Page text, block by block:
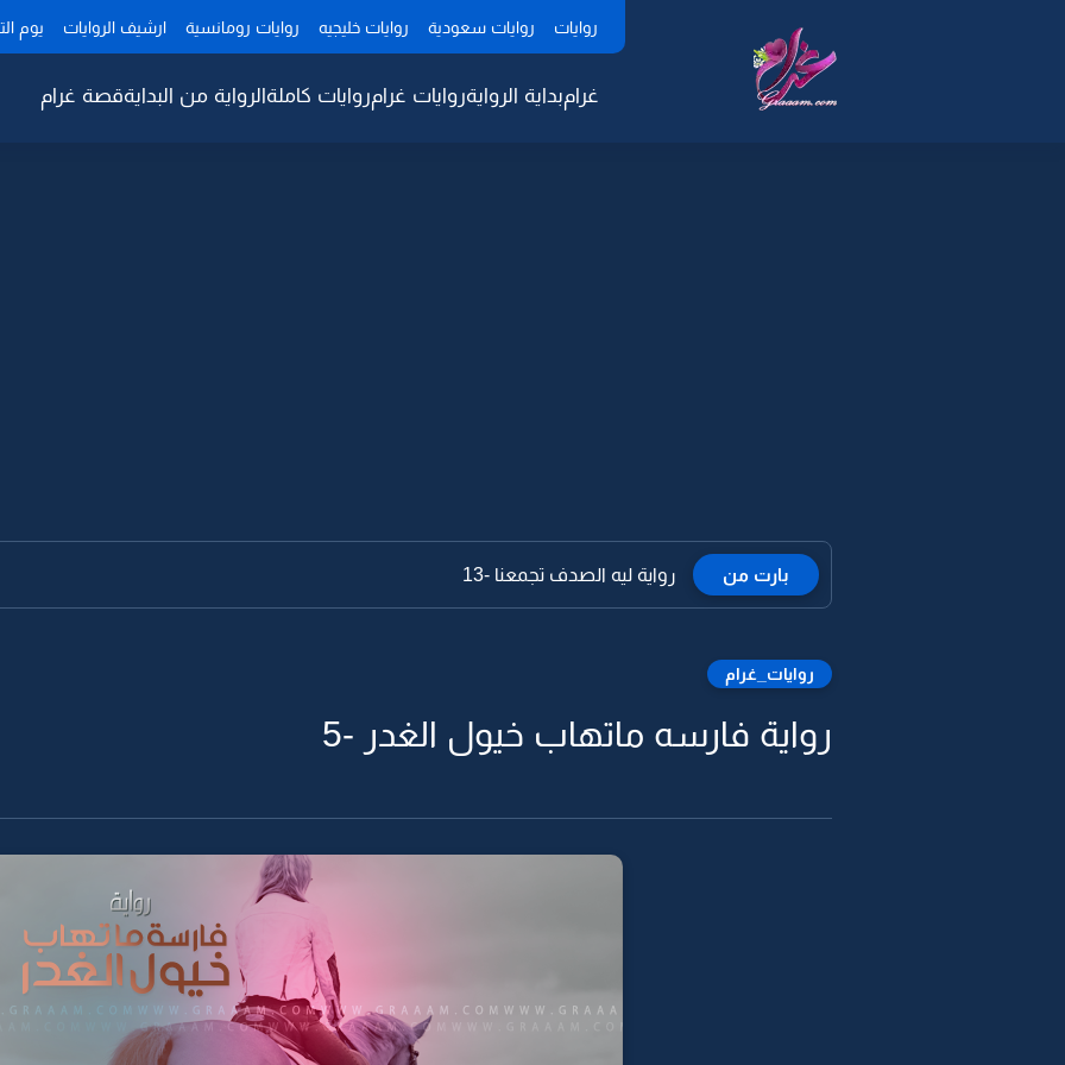
روايات روايات سعودية روايات خليجيه روايات رومانسية ارشيف الروايات يوم
غرامبداية الروايةروايات غرامروايات كاملةالرواية من البدايةقصة غرام
بارت من رواية ليه الصدف تجمعنا -13
روايات_غرام
رواية فارسه ماتهاب خيول الغدر -5